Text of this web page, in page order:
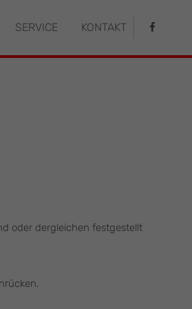
"offcanvas-col4" existiert
SERVICE KONTAKT
oder dergleichen festgestellt